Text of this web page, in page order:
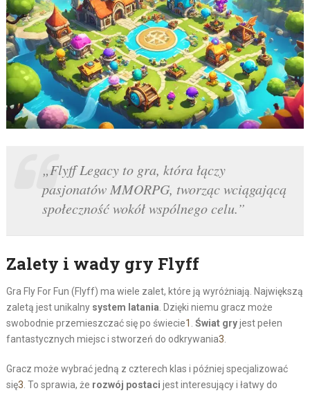
„Flyff Legacy to gra, która łączy
pasjonatów MMORPG, tworząc wciągającą
społeczność wokół wspólnego celu.”
Zalety i wady gry Flyff
Gra Fly For Fun (Flyff) ma wiele zalet, które ją wyróżniają. Największą
zaletą jest unikalny system latania . Dzięki niemu gracz może
swobodnie przemieszczać się po świecie1 Świat gryjest pełen
fantastycznych miejsc i stworzeń do odkrywania3
Gracz może wybrać jedną z czterech klas i później specjalizować
się3 . To sprawia, że rozwój postaci jest interesujący i łatwy do